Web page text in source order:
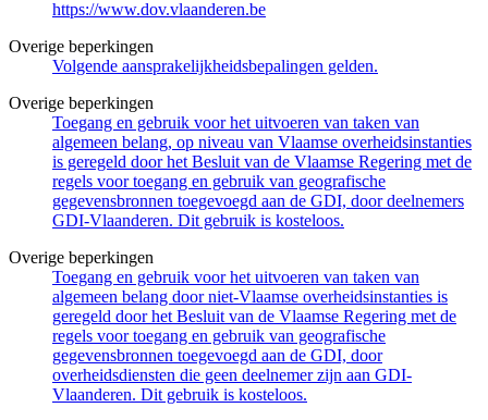
https://www.dov.vlaanderen.be
Overige beperkingen
Volgende aansprakelijkheidsbepalingen gelden.
Overige beperkingen
Toegang en gebruik voor het uitvoeren van taken van
algemeen belang, op niveau van Vlaamse overheidsinstanties
is geregeld door het Besluit van de Vlaamse Regering met de
regels voor toegang en gebruik van geografische
gegevensbronnen toegevoegd aan de GDI, door deelnemers
GDI-Vlaanderen. Dit gebruik is kosteloos.
Overige beperkingen
Toegang en gebruik voor het uitvoeren van taken van
algemeen belang door niet-Vlaamse overheidsinstanties is
geregeld door het Besluit van de Vlaamse Regering met de
regels voor toegang en gebruik van geografische
gegevensbronnen toegevoegd aan de GDI, door
overheidsdiensten die geen deelnemer zijn aan GDI-
Vlaanderen. Dit gebruik is kosteloos.